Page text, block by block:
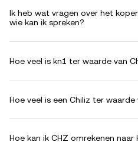
Ik heb wat vragen over het
wie kan ik spreken?
Hoe veel is kn1 ter waarde van
Hoe veel is een Chiliz ter waarde
Hoe kan ik CHZ omrekenen